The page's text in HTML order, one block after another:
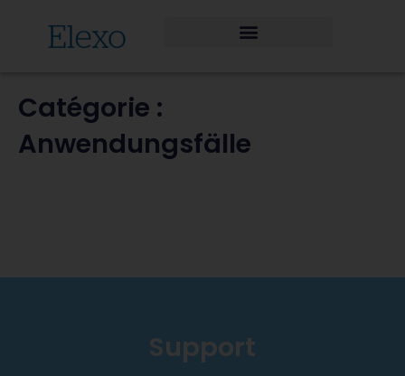
Catégorie :
Anwendungsfälle
Support